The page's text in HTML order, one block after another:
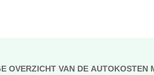
OVERZICHT VAN DE AUTOKOSTEN